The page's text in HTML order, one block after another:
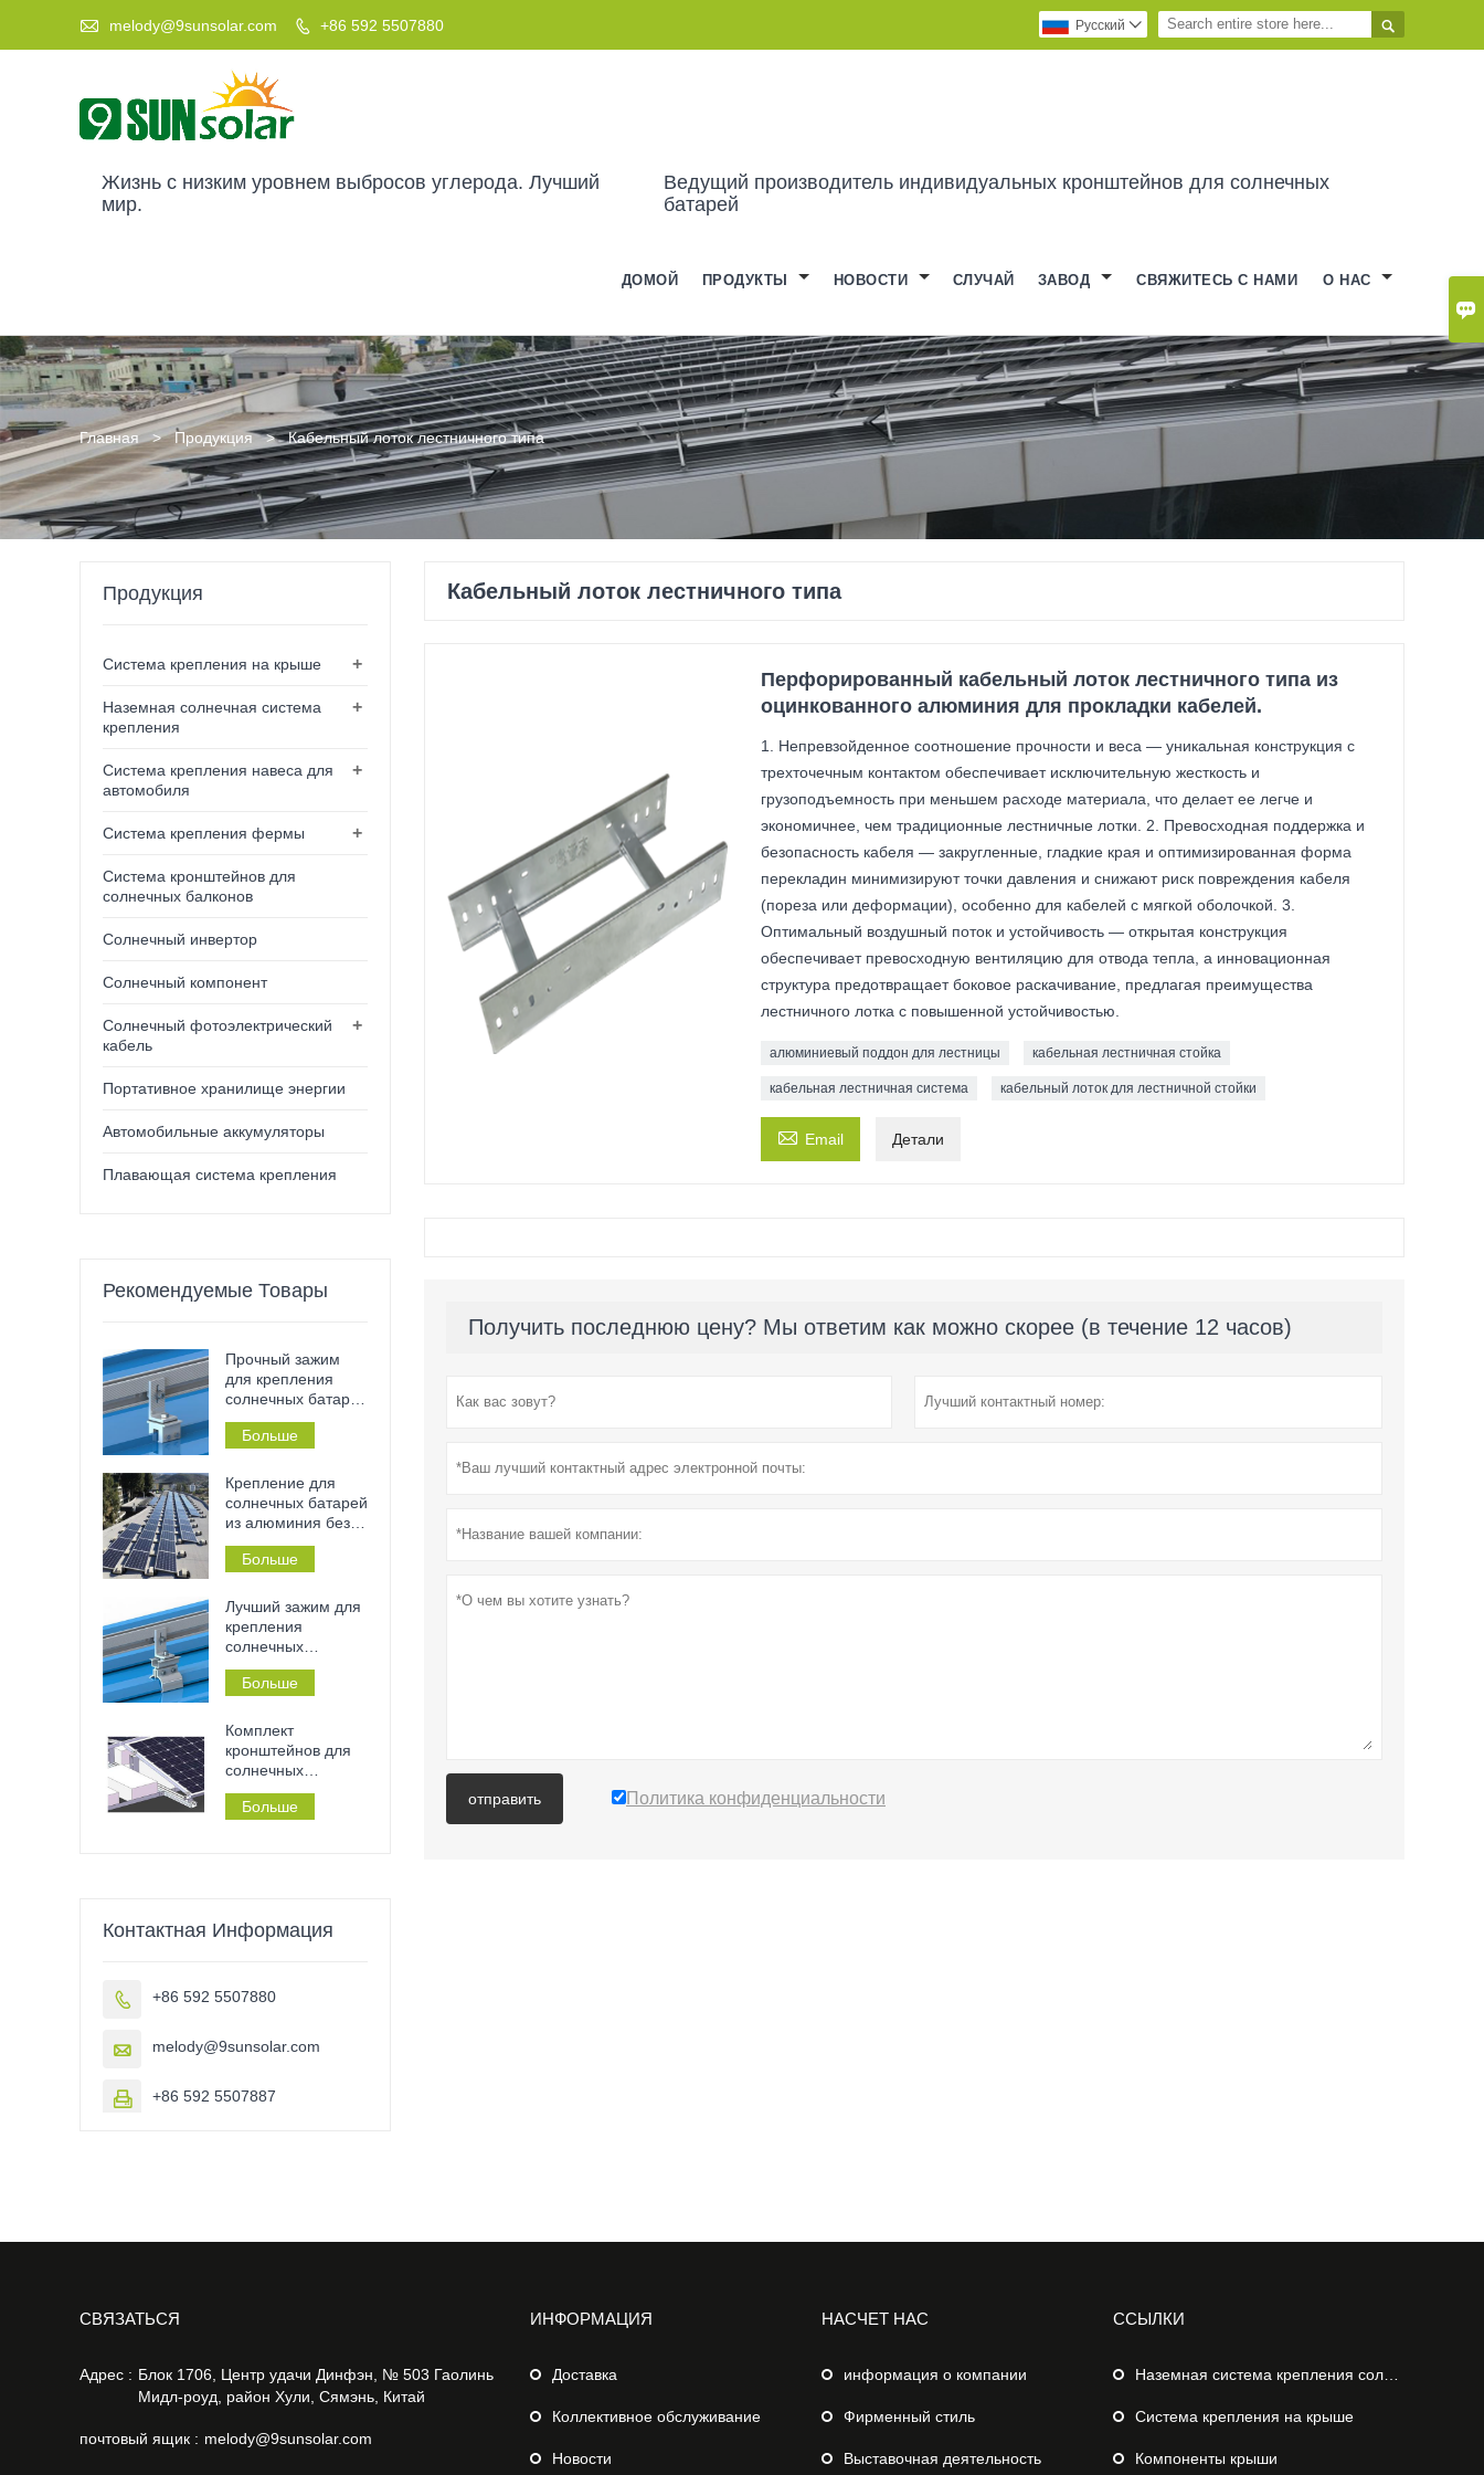

 melody@9sunsolar.com  +86 592 5507880 
Pусский 
Жизнь с низким уровнем выбросов углерода. Лучший
мир.
Ведущий производитель индивидуальных кронштейнов для солнечных
батарей
ДОМОЙ ПРОДУКТЫ НОВОСТИ СЛУЧАЙ ЗАВОД СВЯЖИТЕСЬ С НАМИ О НАС
Главная > Продукция > Кабельный лоток лестничного типа
Кабельный лоток лестничного типа
Перфорированный кабельный лоток лестничного типа из
оцинкованного алюминия для прокладки кабелей.
1. Непревзойденное соотношение прочности и веса — уникальная конструкция с
трехточечным контактом обеспечивает исключительную жесткость и
грузоподъемность при меньшем расходе материала, что делает ее легче и
экономичнее, чем традиционные лестничные лотки. 2. Превосходная поддержка и
безопасность кабеля — закругленные, гладкие края и оптимизированная форма
перекладин минимизируют точки давления и снижают риск повреждения кабеля
(пореза или деформации), особенно для кабелей с мягкой оболочкой. 3.
Оптимальный воздушный поток и устойчивость — открытая конструкция
обеспечивает превосходную вентиляцию для отвода тепла, а инновационная
структура предотвращает боковое раскачивание, предлагая преимущества
лестничного лотка с повышенной устойчивостью.
алюминиевый поддон для лестницы кабельная лестничная стойка
кабельная лестничная система кабельный лоток для лестничной стойки
 Email Детали
Получить последнюю цену? Мы ответим как можно скорее (в течение 12 часов)
отправить Политика конфиденциальности
Продукция
+
Система крепления на крыше
+
Наземная солнечная система
крепления
+
Система крепления навеса для
автомобиля
+
Система крепления фермы
Система кронштейнов для
солнечных балконов
Солнечный инвертор
Солнечный компонент
+
Солнечный фотоэлектрический
кабель
Портативное хранилище энергии
Автомобильные аккумуляторы
Плавающая система крепления
Рекомендуемые Товары
Прочный зажим
для крепления
солнечных батарей
– нержавеющий,
не требующий
установки без
инструментов на
металлические
Больше
Крепление для
солнечных батарей
из алюминия без
сверления на
плоскую бетонную
для дома или
коммерческого
здания.
Больше
Лучший зажим для
крепления
солнечных
панелей на
жестяной крыше с
соединением.
Больше
Комплект
кронштейнов для
солнечных
панелей на
плоской крыше без
Больше
Контактная Информация
 +86 592 5507880
 melody@9sunsolar.com
 +86 592 5507887
CВЯЗАТЬСЯ
Адрес : Блок 1706, Центр удачи Динфэн, № 503 Гаолинь
Мидл-роуд, район Хули, Сямэнь, Китай
почтовый ящик : melody@9sunsolar.com
ИНФОРМАЦИЯ
Доставка
Коллективное обслуживание
Новости
НАСЧЕТ НАС
информация о компании
Фирменный стиль
Выставочная деятельность
ССЫЛКИ
Наземная система крепления солнечных батарей
Система крепления на крыше
Компоненты крыши